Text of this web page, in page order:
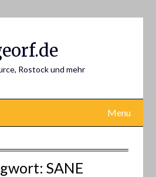
Rostock und mehr
Menu
SANE